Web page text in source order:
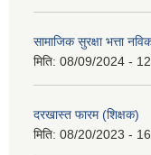
सामाजिक सुरक्षा भत्ता
मिति: 08/09/2024 -
दरखास्त फारम (शिक्षक)
मिति: 08/20/2023 -